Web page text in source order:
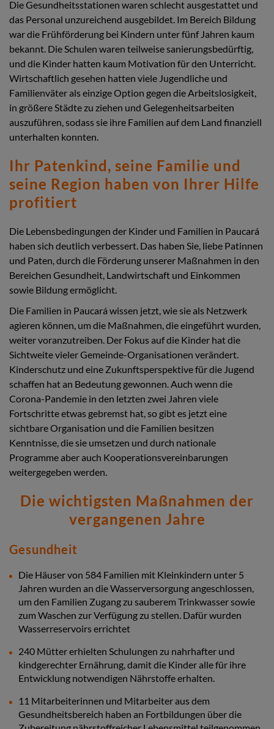
Die Gesundheitsstationen waren schlecht ausgestattet und
das Personal unzureichend ausgebildet. Im Bereich Bildung
war die Frühförderung bei Kindern unter fünf Jahren kaum
bekannt. Die Schulen waren teilweise sanierungsbedürftig,
und die Kinder hatten kaum Motivation für den Unterricht.
Wirtschaftlich gesehen hatten viele Jugendliche und
Familienväter als einzige Option gegen die Arbeitslosigkeit,
in größere Städte zu ziehen und Gelegenheitsarbeiten
auszuführen, sodass sie ihre Familien auf dem Land finanziell
unterhalten konnten.
Ihr Patenkind, seine Familie und
seine Region haben von Ihrer Hilfe
profitiert
Die Lebensbedingungen der Kinder und Familien in Paucará
haben sich deutlich verbessert. Das haben Sie, liebe Patinnen
und Paten, durch die Förderung unserer Maßnahmen in den
Bereichen Gesundheit, Landwirtschaft und Einkommen
sowie Bildung ermöglicht.
Die Familien in Paucará wissen jetzt, wie sie als Netzwerk
agieren können, um die Maßnahmen, die eingeführt wurden,
weiter voranzutreiben. Der Fokus auf die Kinder hat die
Sichtweite vieler Gemeinde-Organisationen verändert.
Kinderschutz und eine Zukunftsperspektive für die Jugend
schaffen hat an Bedeutung gewonnen. Auch wenn die
Corona-Pandemie in den letzten zwei Jahren viele
Fortschritte etwas gebremst hat, so gibt es jetzt eine
sichtbare Organisation und die Familien besitzen
Kenntnisse, die sie umsetzen und durch nationale
Programme aber auch Kooperationsvereinbarungen
weitergegeben werden.
Die wichtigsten Maßnahmen der
vergangenen Jahre
Gesundheit
Die Häuser von 584 Familien mit Kleinkindern unter 5
Jahren wurden an die Wasserversorgung angeschlossen,
um den Familien Zugang zu sauberem Trinkwasser sowie
zum Waschen zur Verfügung zu stellen. Dafür wurden
Wasserreservoirs errichtet
240 Mütter erhielten Schulungen zu nahrhafter und
kindgerechter Ernährung, damit die Kinder alle für ihre
Entwicklung notwendigen Nährstoffe erhalten.
11 Mitarbeiterinnen und Mitarbeiter aus dem
Gesundheitsbereich haben an Fortbildungen über die